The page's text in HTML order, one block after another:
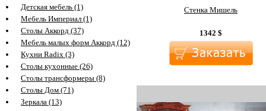
Детская мебель (1)
Мебель Империал (1)
Столы Аккорд (37)
Мебель малых форм Аккорд (12)
Кухни Radix (3)
Столы кухонные (26)
Столы трансформеры (8)
Столы Дом (71)
Зеркала (13)
Стенка Мишель
1342 $